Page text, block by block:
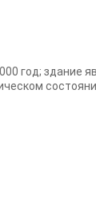
год; здание